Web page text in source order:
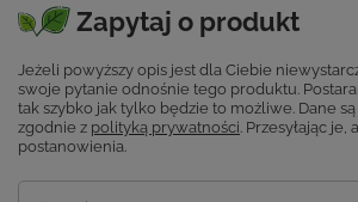
Zapytaj o produkt
Jeżeli powyższy opis jest dla Ciebie
swoje pytanie odnośnie tego produktu.
tak szybko jak tylko będzie to możliwe. Dane
zgodnie z polityką prywatności. Przesyłając je,
postanowienia.